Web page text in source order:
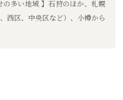
の多い地域 】石狩のほか、札幌
西区、中央区など）、小樽から